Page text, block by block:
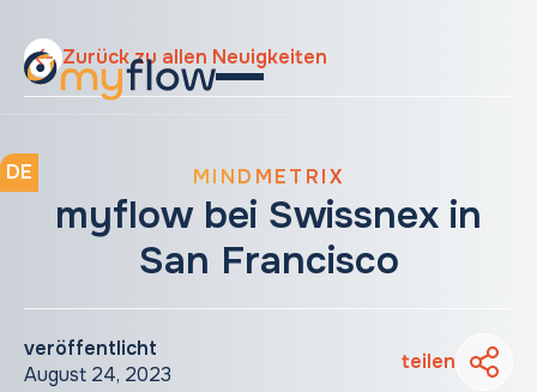
DE
Zurück zu allen Neuigkeiten
MINDMETRIX
myflow bei Swissnex in
San Francisco
veröffentlicht
August 24, 2023
teilen